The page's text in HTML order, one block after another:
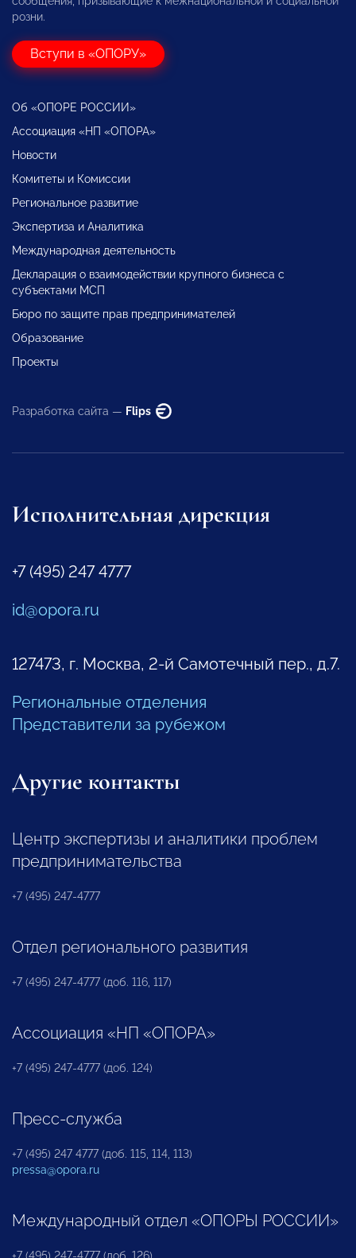
розни.
Вступи в «ОПОРУ»
Об «ОПОРЕ РОССИИ»
Ассоциация «НП «ОПОРА»
Новости
Комитеты и Комиссии
Региональное развитие
Экспертиза и Аналитика
Международная деятельность
Декларация о взаимодействии крупного бизнеса с
субъектами МСП
Бюро по защите прав предпринимателей
Образование
Проекты
Разработка сайта — Flips
Исполнительная дирекция
+7 (495) 247 4777
id@opora.ru
127473, г. Москва, 2-й Самотечный пер., д.7.
Региональные отделения
Представители за рубежом
Другие контакты
Центр экспертизы и аналитики проблем
предпринимательства
+7 (495) 247-4777
Отдел регионального развития
+7 (495) 247-4777 (доб. 116, 117)
Ассоциация «НП «ОПОРА»
+7 (495) 247-4777 (доб. 124)
Пресс-служба
+7 (495) 247 4777 (доб. 115, 114, 113)
pressa@opora.ru
Международный отдел «ОПОРЫ РОССИИ»
+7 (495) 247-4777 (доб. 126)